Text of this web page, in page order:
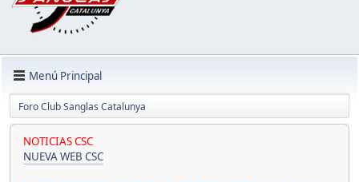
Menú Principal
Foro Club Sanglas Catalunya
NOTICIAS CSC
NUEVA WEB CSC